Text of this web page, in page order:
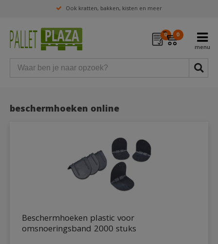
Ook kratten, bakken, kisten en meer
0 0
beschermhoeken online
Beschermhoeken plastic voor
omsnoeringsband 2000 stuks